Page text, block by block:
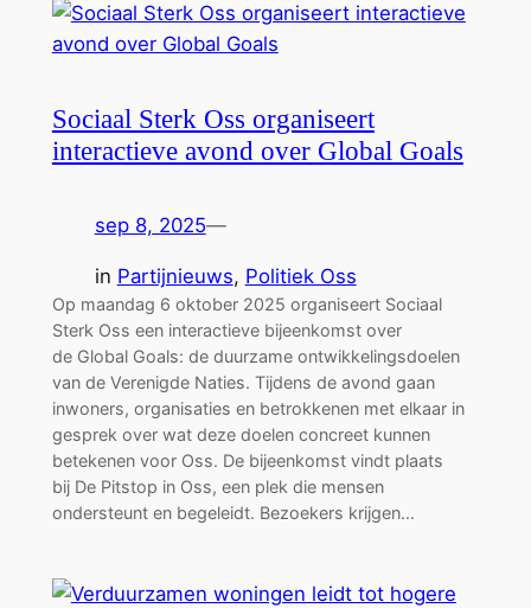
Sociaal Sterk Oss organiseert
interactieve avond over Global Goals
sep 8, 2025—
in Partijnieuws, Politiek Oss
Op maandag 6 oktober 2025 organiseert Sociaal
Sterk Oss een interactieve bijeenkomst over
de Global Goals: de duurzame ontwikkelingsdoelen
van de Verenigde Naties. Tijdens de avond gaan
inwoners, organisaties en betrokkenen met elkaar in
gesprek over wat deze doelen concreet kunnen
betekenen voor Oss. De bijeenkomst vindt plaats
bij De Pitstop in Oss, een plek die mensen
ondersteunt en begeleidt. Bezoekers krijgen…